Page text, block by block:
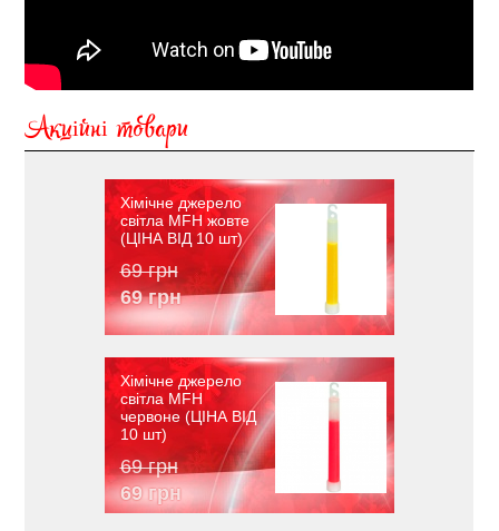
Акційні товари
Хімічне джерело
світла MFH жовте
(ЦІНА ВІД 10 шт)
69 грн
69 грн
Хімічне джерело
світла MFH
червоне (ЦІНА ВІД
10 шт)
69 грн
69 грн